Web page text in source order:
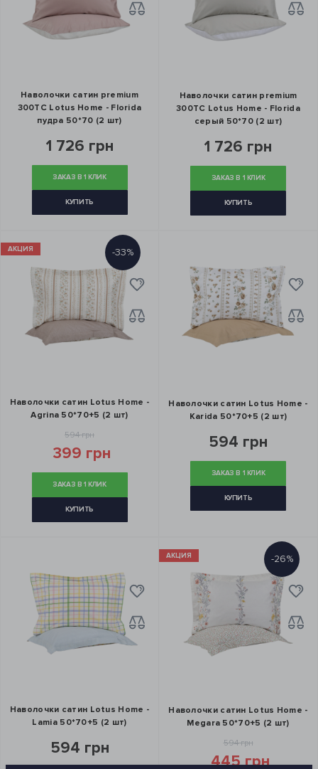
Наволочки сатин premium
300ТС Lotus Home - Florida
пудра 50*70 (2 шт)
1 726 грн
ЗАКАЗ В 1 КЛИК
КУПИТЬ
Наволочки сатин premium
300ТС Lotus Home - Florida
серый 50*70 (2 шт)
1 726 грн
ЗАКАЗ В 1 КЛИК
КУПИТЬ
АКЦИЯ -33%
Наволочки сатин Lotus Home -
Agrina 50*70+5 (2 шт)
594 грн
399 грн
ЗАКАЗ В 1 КЛИК
КУПИТЬ
Наволочки сатин Lotus Home -
Karida 50*70+5 (2 шт)
594 грн
ЗАКАЗ В 1 КЛИК
КУПИТЬ
Наволочки сатин Lotus Home -
Lamia 50*70+5 (2 шт)
594 грн
АКЦИЯ -26%
Наволочки сатин Lotus Home -
Megara 50*70+5 (2 шт)
594 грн
445 грн